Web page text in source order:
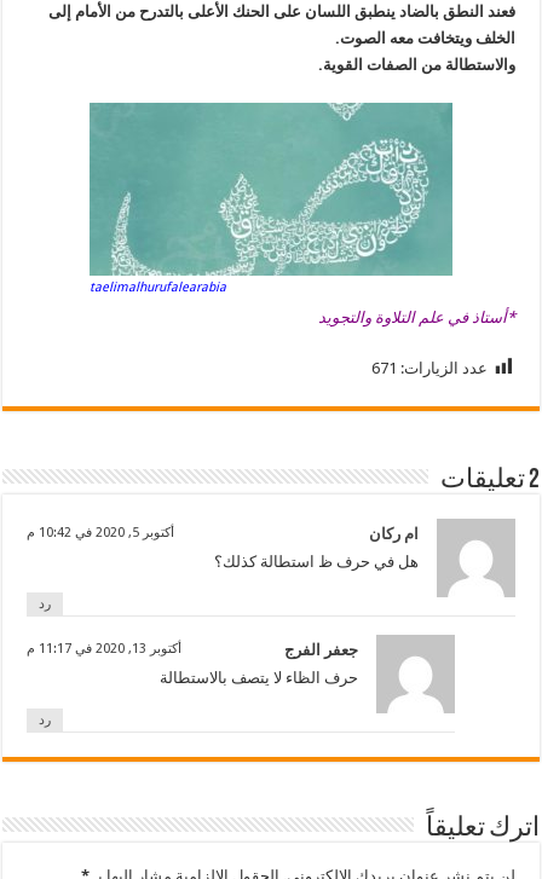
فعند النطق بالضاد ينطبق اللسان على الحنك الأعلى بالتدرح من الأمام إلى
الخلف ويتخافت معه الصوت.
والاستطالة من الصفات القوية.
taelimalhurufalearabia
*أستاذ في علم التلاوة والتجويد
عدد الزيارات: 671
2 تعليقات
ام ركان أكتوبر 5, 2020 في 10:42 م
هل في حرف ظ استطالة كذلك؟
رد
جعفر الفرج أكتوبر 13, 2020 في 11:17 م
حرف الظاء لا يتصف بالاستطالة
رد
اترك تعليقاً